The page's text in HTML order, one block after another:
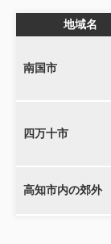
地域名
南国市
四万十市
高知市内の郊外